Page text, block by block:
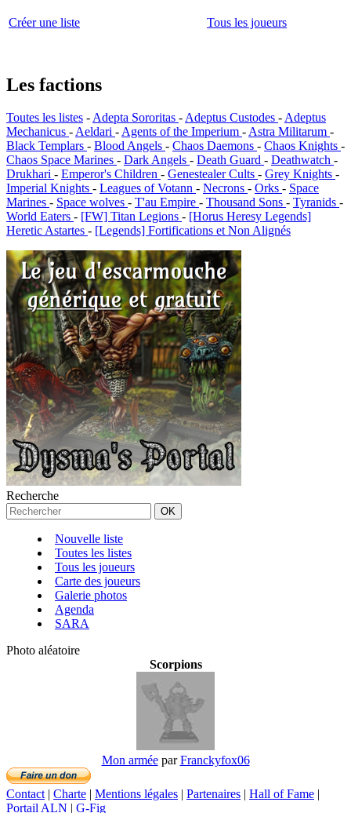
Créer une liste Tous les joueurs
Les factions
Toutes les listes -Adepta Sororitas -Adeptus Custodes -Adeptus
Mechanicus -Aeldari -Agents of the Imperium -Astra Militarum -
Black Templars - Blood Angels - Chaos Daemons - Chaos Knights -
Chaos Space Marines - Dark Angels - Death Guard - Deathwatch -
Drukhari - Emperor's Children - Genestealer Cults - Grey Knights -
Imperial Knights - Leagues of Votann - Necrons - Orks - Space
Marines - Space wolves - T'au Empire - Thousand Sons - Tyranids -
World Eaters - [FW] Titan Legions - [Horus Heresy Legends]
Heretic Astartes - [Legends] Fortifications et Non Alignés
Recherche
Nouvelle liste
Toutes les listes
Tous les joueurs
Carte des joueurs
Galerie photos
Agenda
SARA
Photo aléatoire
Scorpions
Mon arméeparFranckyfox06
Contact| Charte | Mentions légales | Partenaires | Hall of Fame |
Portail ALN | G-Fig